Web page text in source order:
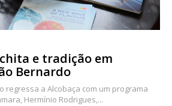
e tradição em
Bernardo
regressa a Alcobaça com um programa
Hermínio Rodrigues,...